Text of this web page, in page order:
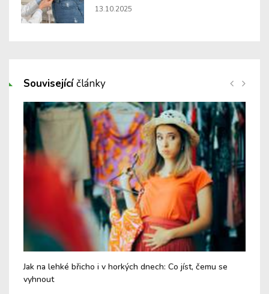
13.10.2025
Souvisejícíčlánky
Jak na lehké břicho i v horkých dnech: Co jíst, čemu se
vyhnout